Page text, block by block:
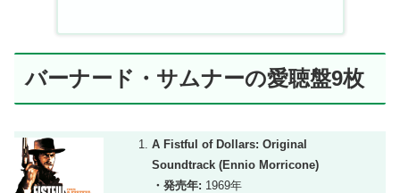
バーナード・サムナーの愛聴盤9枚
A Fistful of Dollars: Original
Soundtrack (Ennio Morricone)
・発売年: 1969年